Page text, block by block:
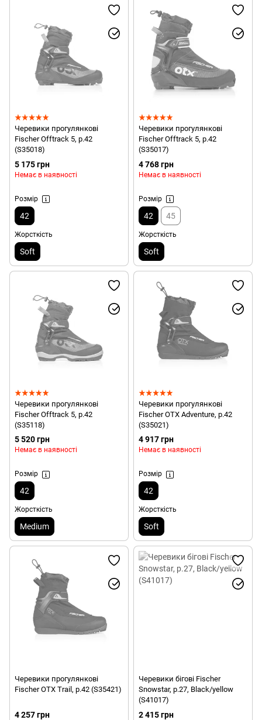
Черевики прогулянкові
Fischer Offtrack 5, р.42
(S35018)
5 175 грн
Немає в наявності
Розмір
42
Жорсткість
Soft
Черевики прогулянкові
Fischer Offtrack 5, р.42
(S35017)
4 768 грн
Немає в наявності
Розмір
42 45
Жорсткість
Soft
Черевики прогулянкові
Fischer Offtrack 5, р.42
(S35118)
5 520 грн
Немає в наявності
Розмір
42
Жорсткість
Medium
Черевики прогулянкові
Fischer OTX Adventure, р.42
(S35021)
4 917 грн
Немає в наявності
Розмір
42
Жорсткість
Soft
Черевики прогулянкові
Fischer OTX Trail, р.42 (S35421)
4 257 грн
Черевики бігові Fischer
Snowstar, р.27, Black/yellow
(S41017)
2 415 грн